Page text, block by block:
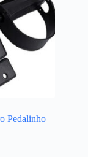
Pedalinho